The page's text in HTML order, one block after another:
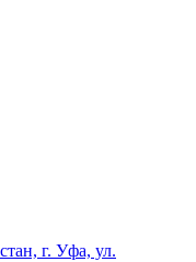
г. Уфа, ул.